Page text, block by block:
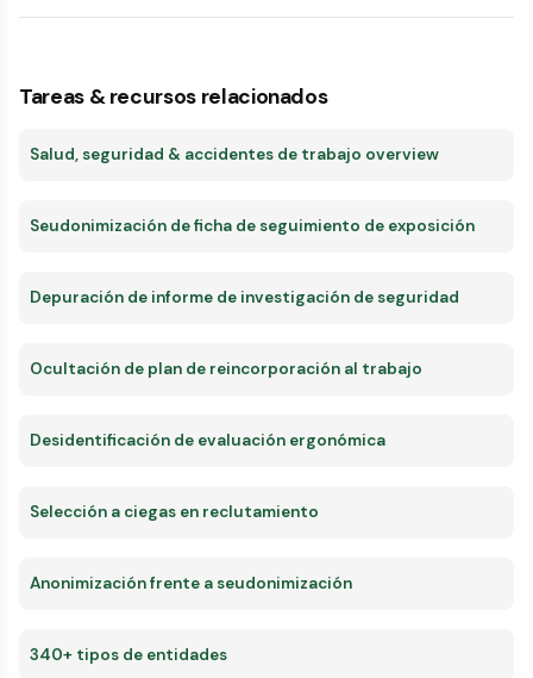
Tareas & recursos relacionados
Salud, seguridad & accidentes de trabajo overview
Seudonimización de ficha de seguimiento de exposición
Depuración de informe de investigación de seguridad
Ocultación de plan de reincorporación al trabajo
Desidentificación de evaluación ergonómica
Selección a ciegas en reclutamiento
Anonimización frente a seudonimización
340+ tipos de entidades